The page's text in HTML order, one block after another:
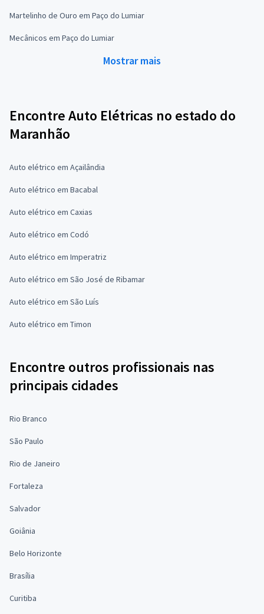
Martelinho de Ouro em Paço do Lumiar
Mecânicos em Paço do Lumiar
Mostrar mais
Encontre Auto Elétricas no estado do
Maranhão
Auto elétrico em Açailândia
Auto elétrico em Bacabal
Auto elétrico em Caxias
Auto elétrico em Codó
Auto elétrico em Imperatriz
Auto elétrico em São José de Ribamar
Auto elétrico em São Luís
Auto elétrico em Timon
Encontre outros profissionais nas
principais cidades
Rio Branco
São Paulo
Rio de Janeiro
Fortaleza
Salvador
Goiânia
Belo Horizonte
Brasília
Curitiba